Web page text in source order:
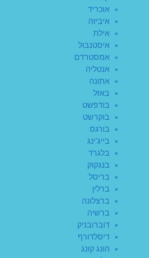
אוכריד
איביזה
אילת
איסטנבול
אמסטרדם
אנטליה
אתונה
באזל
בודפשט
בוקרשט
בורגס
בייג'ינג
בלגרד
בנגקוק
בריסל
ברלין
ברצלונה
ברשיה
דוברובניק
דיסלדורף
הונג קונג